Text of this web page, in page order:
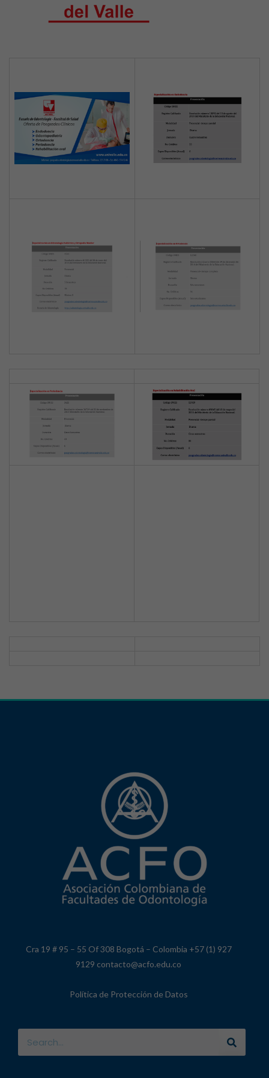
Cra 19 # 95 – 55 Of 308 Bogotá – Colombia +57 (1) 927
9129 contacto@acfo.edu.co
Política de Protección de Datos